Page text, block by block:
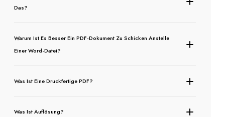
Das?
Warum Ist Es Besser Ein PDF-Dokument Zu Schicken Anstelle
Einer Word-Datei?
Was Ist Eine Druckfertige PDF?
Was Ist Auflösung?